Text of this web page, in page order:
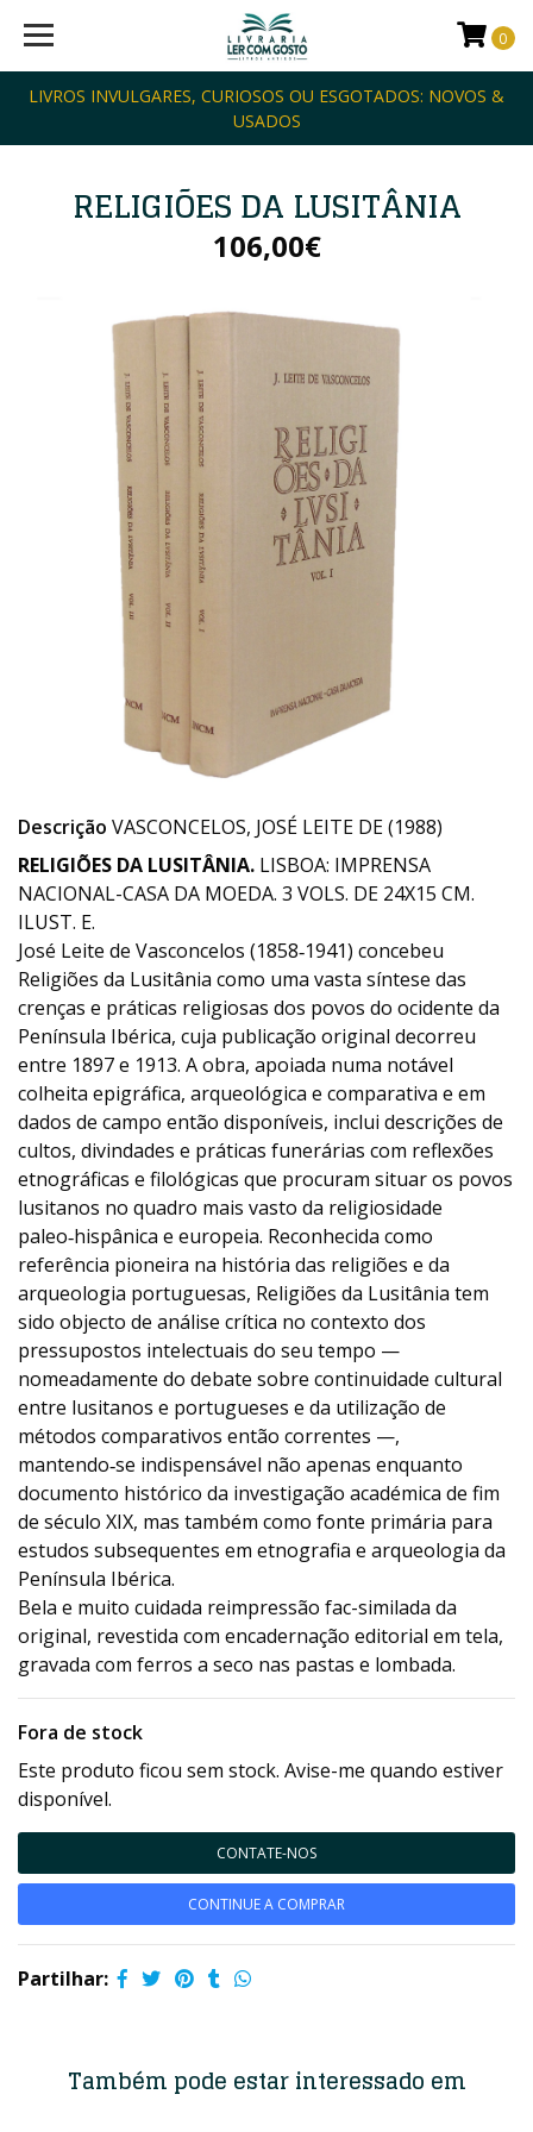
LIVROS INVULGARES, CURIOSOS OU ESGOTADOS: NOVOS &
USADOS
0
RELIGIÕES DA LUSITÂNIA
106,00€
Descrição VASCONCELOS, JOSÉ LEITE DE (1988)
RELIGIÕES DA LUSITÂNIA. LISBOA: IMPRENSA
NACIONAL-CASA DA MOEDA. 3 VOLS. DE 24X15 CM.
ILUST. E.
José Leite de Vasconcelos (1858‑1941) concebeu
Religiões da Lusitânia como uma vasta síntese das
crenças e práticas religiosas dos povos do ocidente da
Península Ibérica, cuja publicação original decorreu
entre 1897 e 1913. A obra, apoiada numa notável
colheita epigráfica, arqueológica e comparativa e em
dados de campo então disponíveis, inclui descrições de
cultos, divindades e práticas funerárias com reflexões
etnográficas e filológicas que procuram situar os povos
lusitanos no quadro mais vasto da religiosidade
paleo‑hispânica e europeia. Reconhecida como
referência pioneira na história das religiões e da
arqueologia portuguesas, Religiões da Lusitânia tem
sido objecto de análise crítica no contexto dos
pressupostos intelectuais do seu tempo —
nomeadamente do debate sobre continuidade cultural
entre lusitanos e portugueses e da utilização de
métodos comparativos então correntes —,
mantendo‑se indispensável não apenas enquanto
documento histórico da investigação académica de fim
de século XIX, mas também como fonte primária para
estudos subsequentes em etnografia e arqueologia da
Península Ibérica.
Bela e muito cuidada reimpressão fac-similada da
original, revestida com encadernação editorial em tela,
gravada com ferros a seco nas pastas e lombada.
Fora de stock
Este produto ficou sem stock. Avise-me quando estiver
disponível.
CONTATE-NOS
CONTINUE A COMPRAR
Partilhar:
Também pode estar interessado em